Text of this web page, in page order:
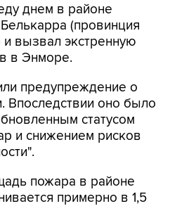
днем в районе
(провинция
и вызвал экстренную
в Энморе.
предупреждение о
Впоследствии оно было
статусом
и снижением рисков
пожара в районе
примерно в 1,5